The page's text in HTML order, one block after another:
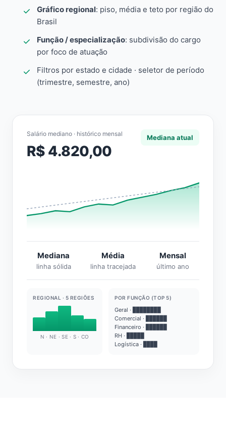
Gráfico regional: piso, média e teto por região do
Brasil
Função / especialização: subdivisão do cargo
por foco de atuação
Filtros por estado e cidade · seletor de período
(trimestre, semestre, ano)
Salário mediano · histórico mensal
R$ 4.820,00
Mediana atual
Mediana
linha sólida
Média
linha tracejada
Mensal
último ano
REGIONAL · 5 REGIÕES
N · NE · SE · S · CO
POR FUNÇÃO (TOP 5)
Geral · ████████
Comercial · ██████
Financeiro · ██████
RH · █████
Logística · ████